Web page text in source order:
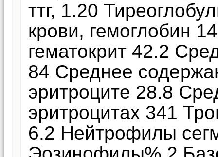
ттг, 1.20
крови, гемоглобин
гематокрит 42.2
84 Среднее
эритроците 28.8
эритроцитах 341
6.2 Нейтрофилы